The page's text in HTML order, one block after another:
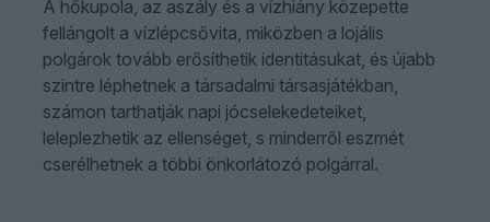
A hőkupola, az aszály és a vízhiány közepette
fellángolt a vízlépcsővita, miközben a lojális
polgárok tovább erősíthetik identitásukat, és újabb
szintre léphetnek a társadalmi társasjátékban,
számon tarthatják napi jócselekedeteiket,
leleplezhetik az ellenséget, s minderről eszmét
cserélhetnek a többi önkorlátozó polgárral.